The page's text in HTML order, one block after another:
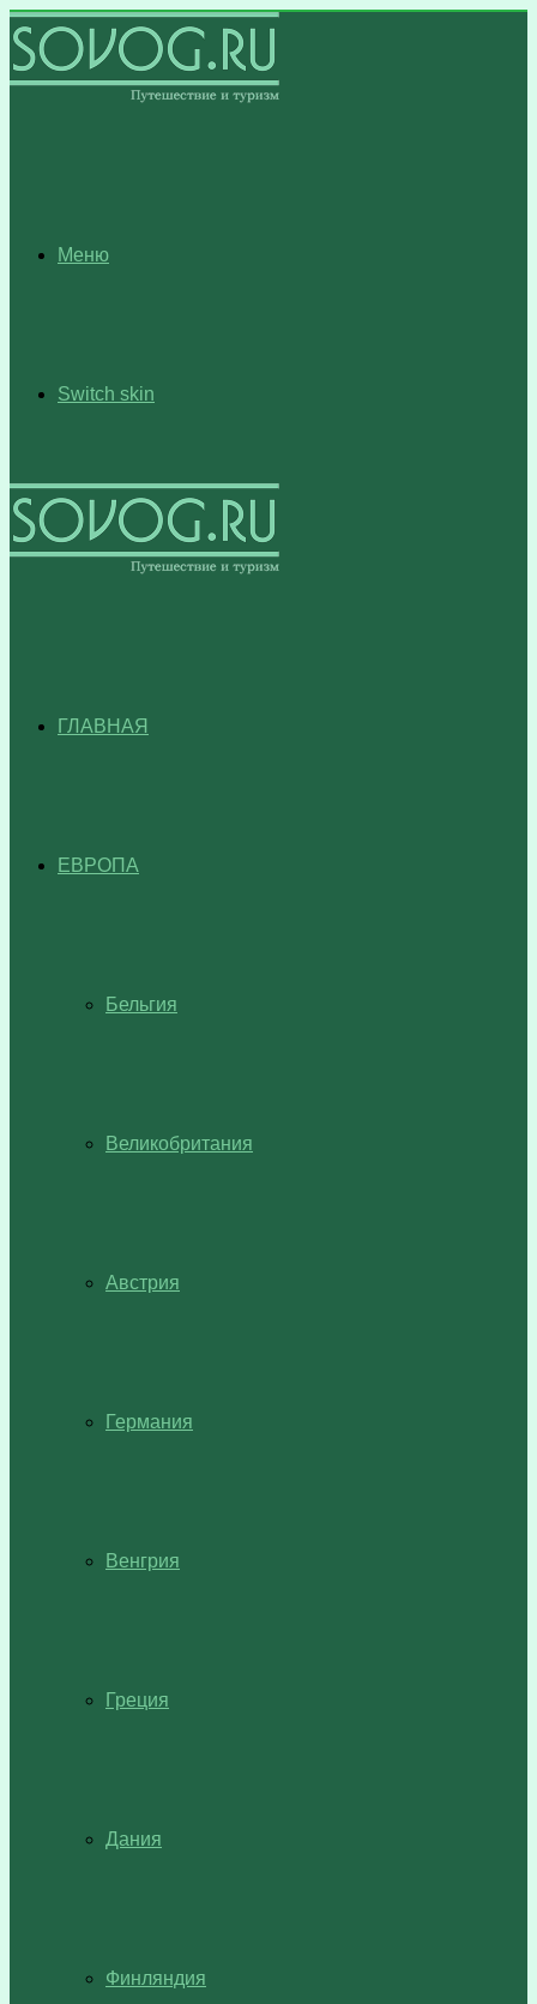
Меню
Switch skin
ГЛАВНАЯ
ЕВРОПА
Бельгия
Великобритания
Австрия
Германия
Венгрия
Греция
Дания
Финляндия